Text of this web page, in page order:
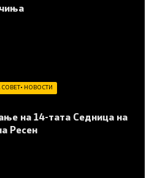
СОВЕТ• НОВОСТИ
на 14-тата Седница на
Ресен